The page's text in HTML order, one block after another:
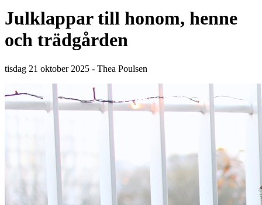
Julklappar till honom, henne
och trädgården
tisdag 21 oktober 2025 - Thea Poulsen